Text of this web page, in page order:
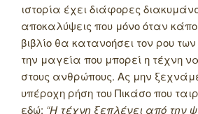
ιστορία έχει διάφορες
αποκαλύψεις που μόνο όταν
βιβλίο θα κατανοήσει τον ρου
την μαγεία που μπορεί η τέχνη
στους ανθρώπους. Ας μην
υπέροχη ρήση του Πικάσο που
εδώ: “Η τέχνη ξεπλένει από την